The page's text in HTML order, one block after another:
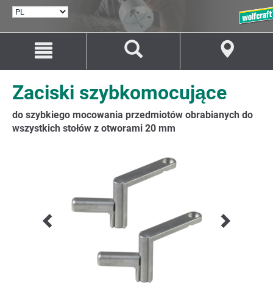
treści
Przejście
nawigacji
Zaciski szybkomocujące
do szybkiego mocowania przedmiotów obrabianych do
wszystkich stołów z otworami 20 mm